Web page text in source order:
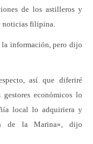
de los astilleros y
noticias filipina.
la información, pero dijo
así que diferiré
económicos lo
local lo adquiriera y
de la Marina», dijo